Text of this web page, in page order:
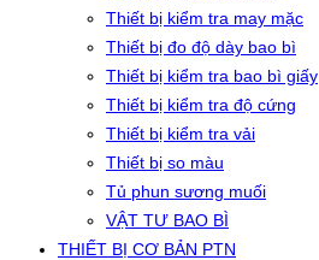
Thiết bị kiểm tra may mặc
Thiết bị đo độ dày bao bì
Thiết bị kiểm tra bao bì giấy
Thiết bị kiểm tra độ cứng
Thiết bị kiểm tra vải
Thiết bị so màu
Tủ phun sương muối
VẬT TƯ BAO BÌ
THIẾT BỊ CƠ BẢN PTN